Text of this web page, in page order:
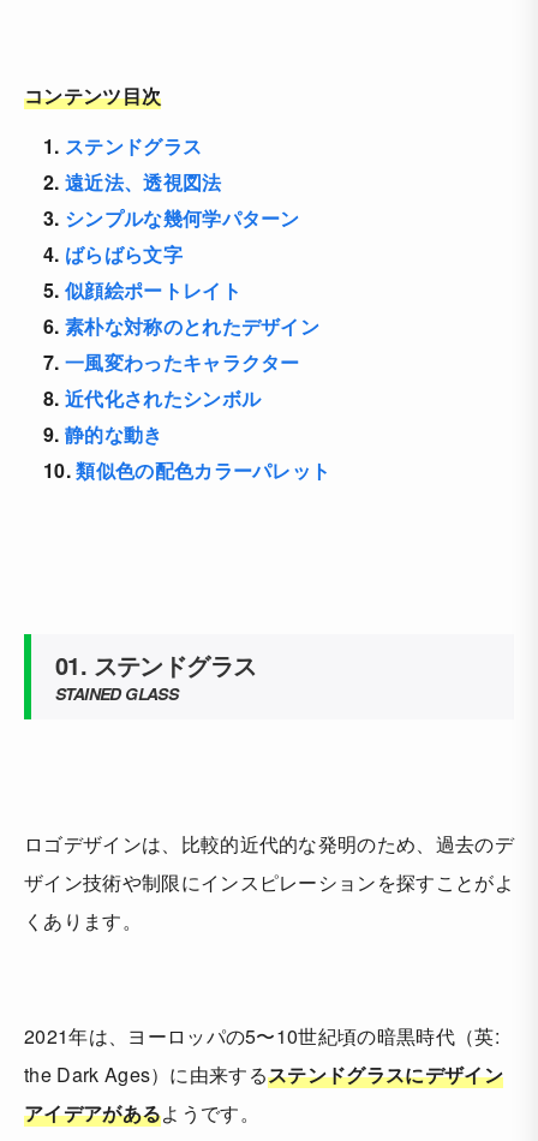
コンテンツ目次
1. ステンドグラス
2. 遠近法、透視図法
3. シンプルな幾何学パターン
4. ばらばら文字
5. 似顔絵ポートレイト
6. 素朴な対称のとれたデザイン
7. 一風変わったキャラクター
8. 近代化されたシンボル
9. 静的な動き
10.類似色の配色カラーパレット
01. ステンドグラス
STAINED GLASS
ロゴデザインは、比較的近代的な発明のため、過去のデ
ザイン技術や制限にインスピレーションを探すことがよ
くあります。
2021年は、ヨーロッパの5〜10世紀頃の暗黒時代（英:
the Dark Ages）に由来するステンドグラスにデザイン
アイデアがあるようです。